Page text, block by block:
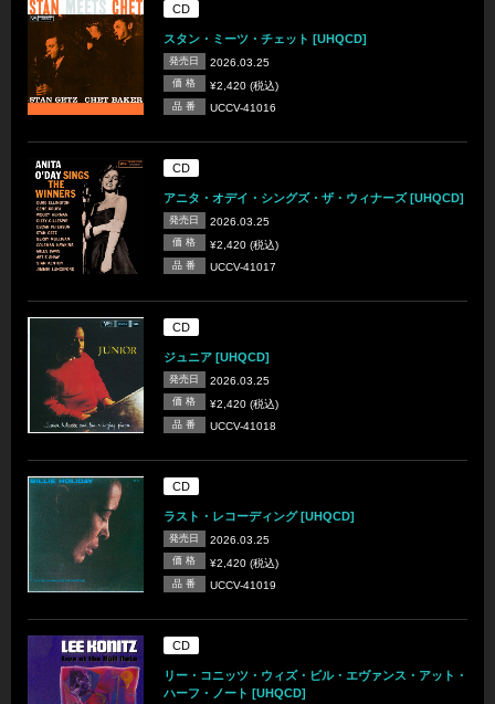
CD
スタン・ミーツ・チェット [UHQCD]
発売日 2026.03.25
価 格 ¥2,420 (税込)
品 番 UCCV-41016
CD
アニタ・オデイ・シングズ・ザ・ウィナーズ [UHQCD]
発売日 2026.03.25
価 格 ¥2,420 (税込)
品 番 UCCV-41017
CD
ジュニア [UHQCD]
発売日 2026.03.25
価 格 ¥2,420 (税込)
品 番 UCCV-41018
CD
ラスト・レコーディング [UHQCD]
発売日 2026.03.25
価 格 ¥2,420 (税込)
品 番 UCCV-41019
CD
リー・コニッツ・ウィズ・ビル・エヴァンス・アット・
ハーフ・ノート [UHQCD]